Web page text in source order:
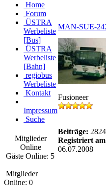
Home
Forum
ÜSTRA
Werbeliste
[Bus]
ÜSTRA
Werbeliste
[Bahn]
regiobus
Werbeliste
Kontakt
Impressum
Suche
Mitglieder
Online
Gäste Online: 5
Mitglieder
Online: 0
MAN-SUE-
Fusioneer
Beiträge: 2824
Registriert
06.07.2008